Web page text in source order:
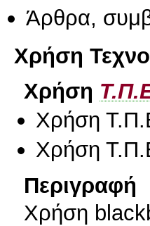
Άρθρα,
Χρήση
Χρήση
Χρήση
Χρήση
Περιγραφή
Χρήση